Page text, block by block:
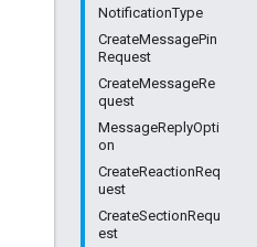
NotificationType
CreateMessagePin
Request
CreateMessageRe
quest
MessageReplyOpti
on
CreateReactionReq
uest
CreateSectionRequ
est